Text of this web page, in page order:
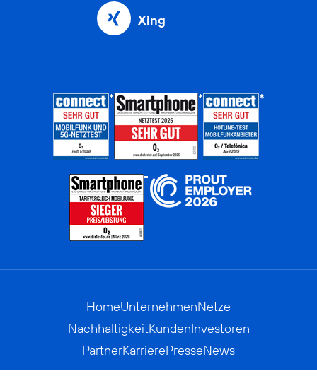
Xing
HomeUnternehmenNetze
NachhaltigkeitKundenInvestoren
PartnerKarrierePresseNews